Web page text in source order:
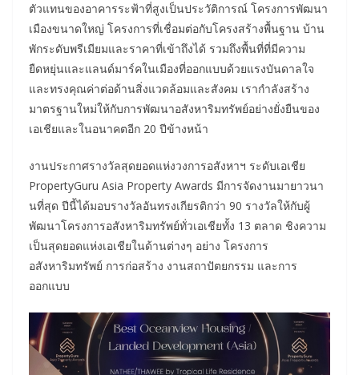
ตัวแทนของอาคารระฟ้าที่สูงเป็นประวัติการณ์ โครงการพัฒนา
เมืองขนาดใหญ่ โครงการที่เชื่อมต่อกับโครงสร้างพื้นฐาน บ้าน
พักระดับพรีเมียมและราคาที่เข้าถึงได้ รวมถึงพื้นที่ที่มีความ
ยืดหยุ่นและแลนด์มาร์คในเมืองที่ออกแบบด้วยแรงบันดาลใจ
และทรงคุณค่าต่อด้านสิ่งแวดล้อมและสังคม เรากำลังสร้าง
มาตรฐานใหม่ให้กับการพัฒนาอสังหาริมทรัพย์อย่างยั่งยืนของ
เอเชียและในอนาคตอีก 20 ปีข้างหน้า
งานประกาศรางวัลสุดยอดแห่งวงการอสังหาฯ ระดับเอเชีย
PropertyGuru Asia Property Awards มีการจัดงานมายาวนา
นที่สุด ปีนี้ได้มอบรางวัลอันทรงเกียรติกว่า 90 รางวัลให้กับผู้
พัฒนาโครงการอสังหาริมทรัพย์ทั่วเอเชียทั้ง 13 ตลาด ชิงความ
เป็นสุดยอดแห่งเอเชียในด้านต่างๆ อย่าง โครงการ
อสังหาริมทรัพย์ การก่อสร้าง งานสถาปัตยกรรม และการ
ออกแบบ